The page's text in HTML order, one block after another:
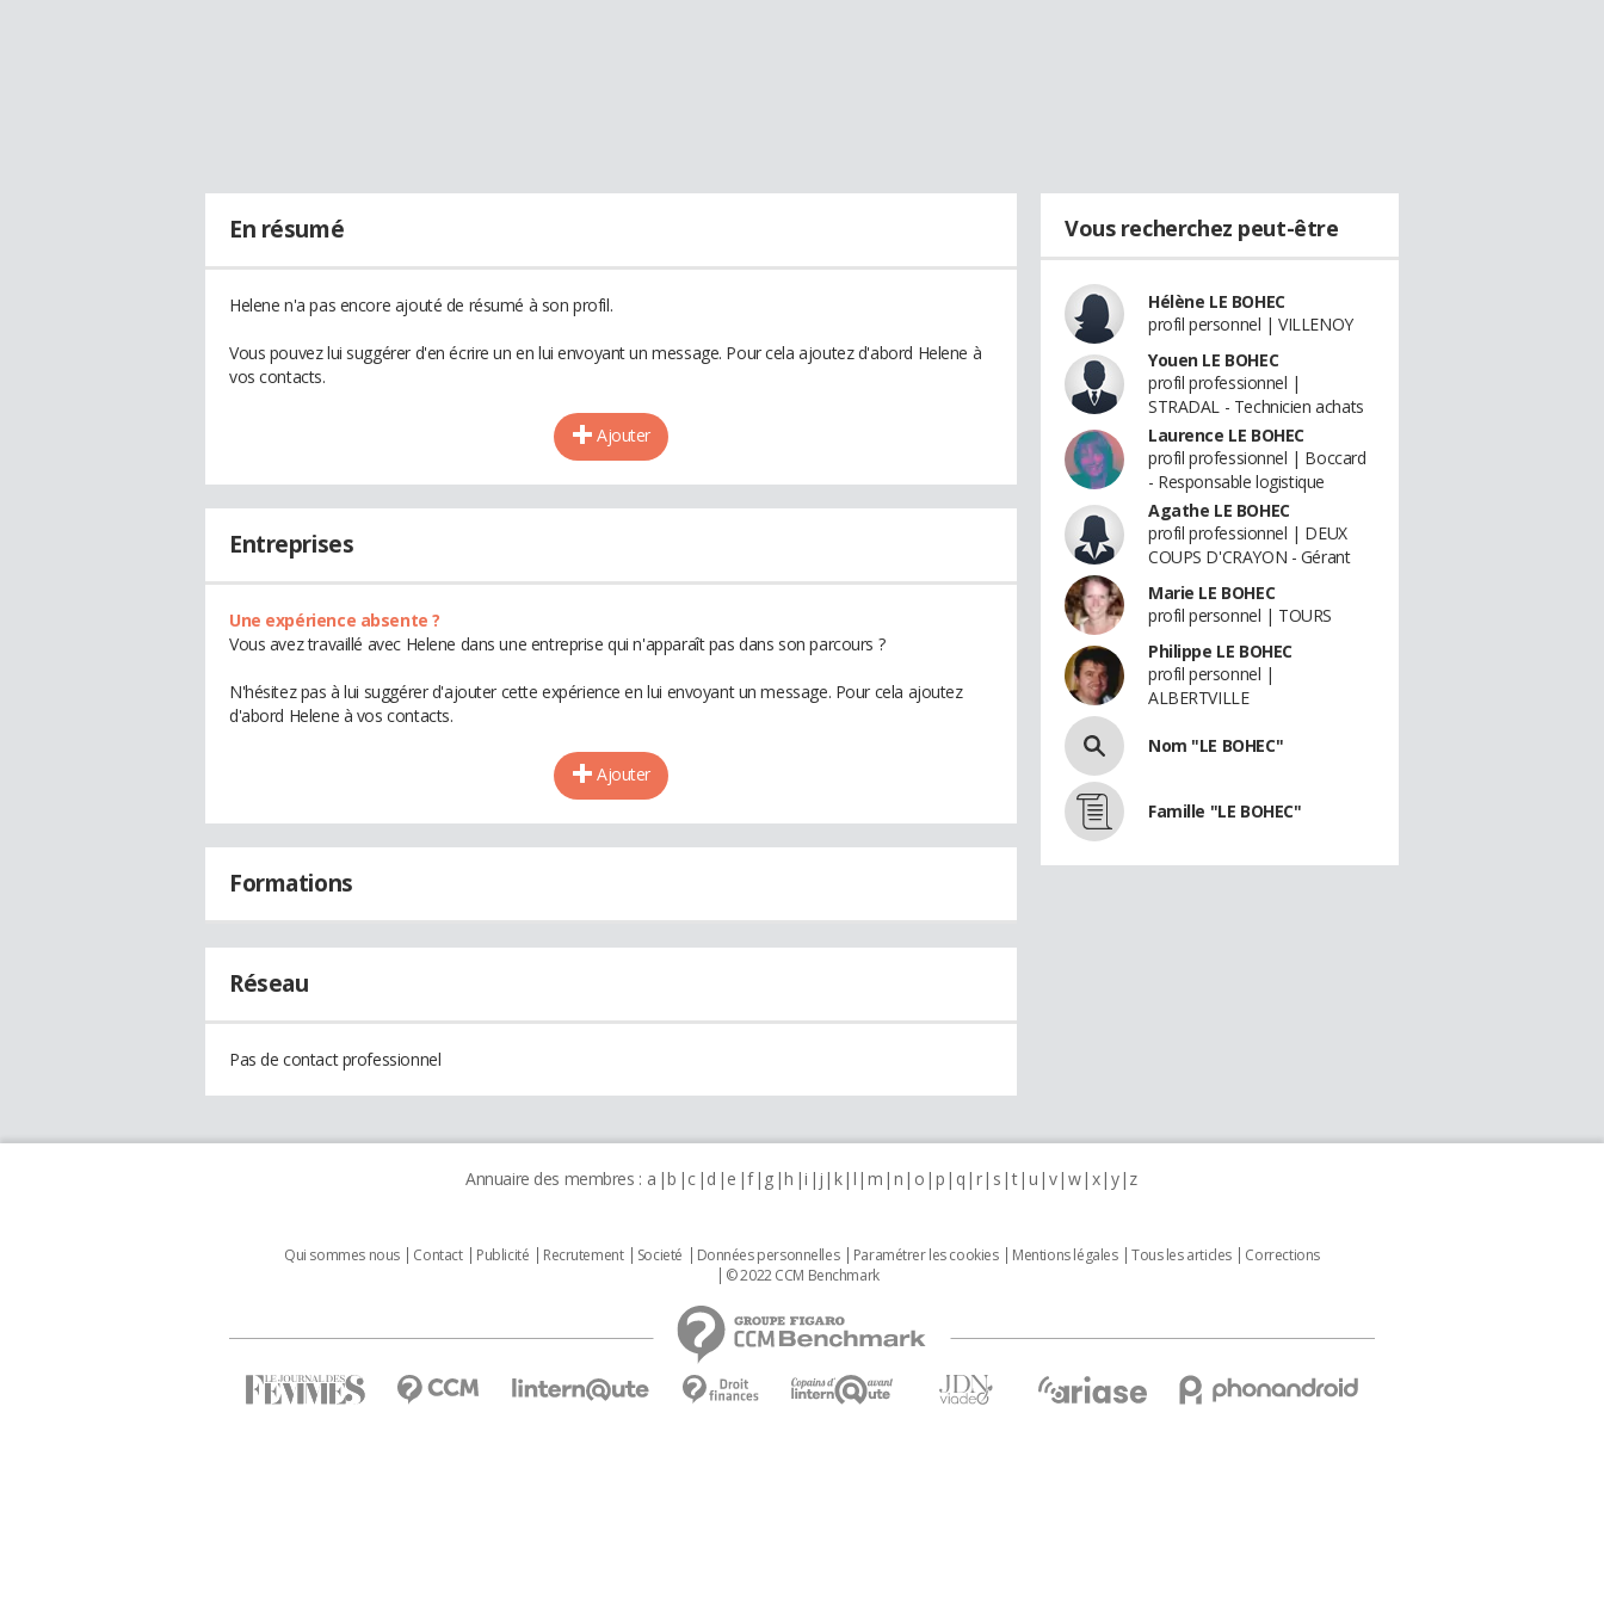
En résumé
Helene n'a pas encore ajouté de résumé à son profil.
Vous pouvez lui suggérer d'en écrire un en lui envoyant un message. Pour cela ajoutez d'abord Helene à
vos contacts.
Ajouter
Entreprises
Une expérience absente ?
Vous avez travaillé avec Helene dans une entreprise qui n'apparaît pas dans son parcours ?
N'hésitez pas à lui suggérer d'ajouter cette expérience en lui envoyant un message. Pour cela ajoutez
d'abord Helene à vos contacts.
Ajouter
Formations
Réseau
Pas de contact professionnel
Vous recherchez peut-être
Hélène LE BOHEC
profil personnel | VILLENOY
Youen LE BOHEC
profil professionnel |
STRADAL - Technicien achats
Laurence LE BOHEC
profil professionnel | Boccard
- Responsable logistique
Agathe LE BOHEC
profil professionnel | DEUX
COUPS D'CRAYON - Gérant
Marie LE BOHEC
profil personnel | TOURS
Philippe LE BOHEC
profil personnel |
ALBERTVILLE
Nom "LE BOHEC"
Famille "LE BOHEC"
Annuaire des membres : a b c d e f g h i j k l m n o p q r s t u v w x y z
Qui sommes nous Contact Publicité Recrutement Societé Données personnelles Paramétrer les cookies Mentions légales Tous les articles
Corrections
© 2022 CCM Benchmark